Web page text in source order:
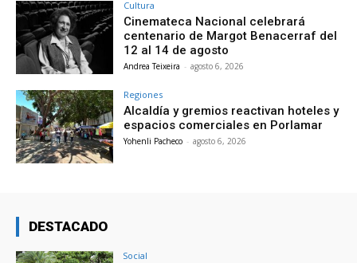
Cultura
Cinemateca Nacional celebrará
centenario de Margot Benacerraf del
12 al 14 de agosto
Andrea Teixeira - agosto 6, 2026
Regiones
Alcaldía y gremios reactivan hoteles y
espacios comerciales en Porlamar
Yohenli Pacheco - agosto 6, 2026
DESTACADO
Social